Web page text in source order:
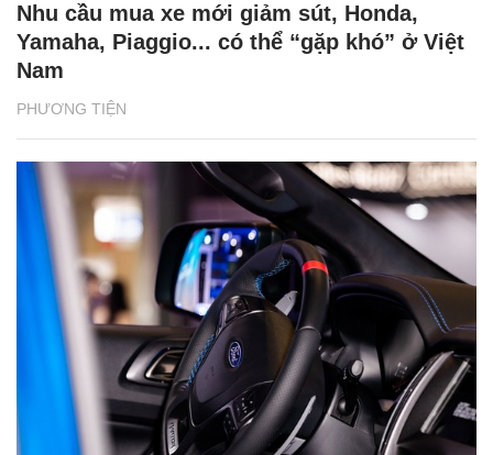
PHƯƠNG TIỆN
Nhu cầu mua xe mới giảm sút, Honda,
Yamaha, Piaggio... có thể “gặp khó” ở Việt
Nam